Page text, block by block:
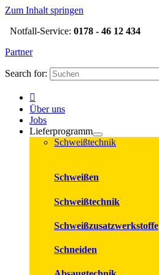
Zum Inhalt springen
Notfall-Service: 0178 - 46 12 434
Partner
Search for:
Über uns
Jobs
Lieferprogramm
Schweißtechnik
Schweißen
Schweißtechnik
Schweißzusatzwerkstoffe
Schneiden